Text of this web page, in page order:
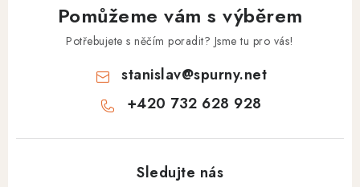
Pomůžeme vám s výběrem
Potřebujete s něčím poradit? Jsme tu pro vás!
stanislav@spurny.net
+420 732 628 928